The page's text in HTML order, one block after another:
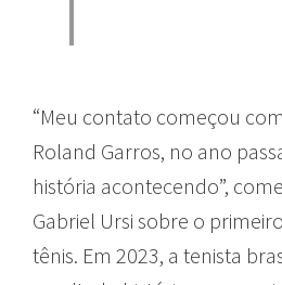
“Meu contato começou
Roland Garros, no ano
história acontecendo”,
Gabriel Ursi sobre o
tênis. Em 2023, a tenista